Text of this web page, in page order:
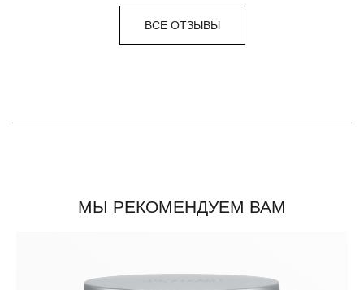
ВСЕ ОТЗЫВЫ
МЫ РЕКОМЕНДУЕМ ВАМ